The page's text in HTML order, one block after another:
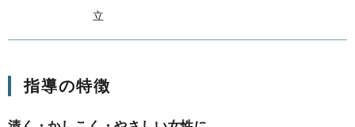
立
指導の特徴